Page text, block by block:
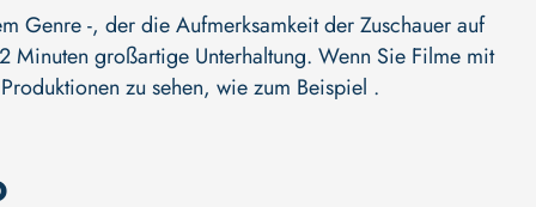
Genre -, der die Aufmerksamkeit der Zuschauer auf
Minuten großartige Unterhaltung. Wenn Sie Filme mit
zu sehen, wie zum Beispiel .